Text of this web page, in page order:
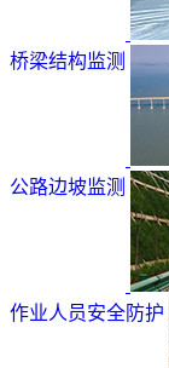
桥梁结构监测
公路边坡监测
作业人员安全防护